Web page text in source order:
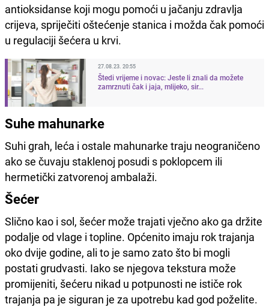
antioksidanse koji mogu pomoći u jačanju zdravlja
crijeva, spriječiti oštećenje stanica i možda čak pomoći
u regulaciji šećera u krvi.
27.08.23. 20:55
Štedi vrijeme i novac: Jeste li znali da možete
zamrznuti čak i jaja, mlijeko, sir...
Suhe mahunarke
Suhi grah, leća i ostale mahunarke traju neograničeno
ako se čuvaju staklenoj posudi s poklopcem ili
hermetički zatvorenoj ambalaži.
Šećer
Slično kao i sol, šećer može trajati vječno ako ga držite
podalje od vlage i topline. Općenito imaju rok trajanja
oko dvije godine, ali to je samo zato što bi mogli
postati grudvasti. Iako se njegova tekstura može
promijeniti, šećeru nikad u potpunosti ne ističe rok
trajanja pa je siguran je za upotrebu kad god poželite.